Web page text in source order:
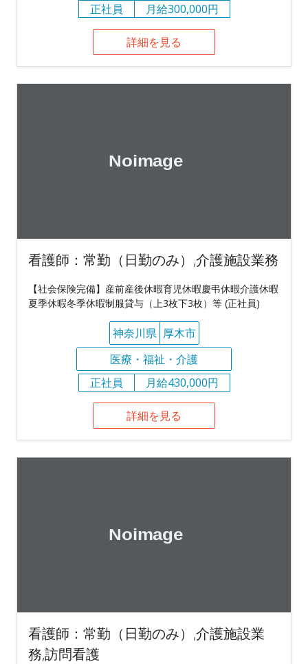
正社員 月給300,000円
詳細を見る
看護師：常勤（日勤のみ）,介護施設業務
【社会保険完備】産前産後休暇育児休暇慶弔休暇介護休暇
夏季休暇冬季休暇制服貸与（上3枚下3枚）等 (正社員)
神奈川県 厚木市
医療・福祉・介護
正社員
月給430,000円
詳細を見る
看護師：常勤（日勤のみ）,介護施設業
務,訪問看護